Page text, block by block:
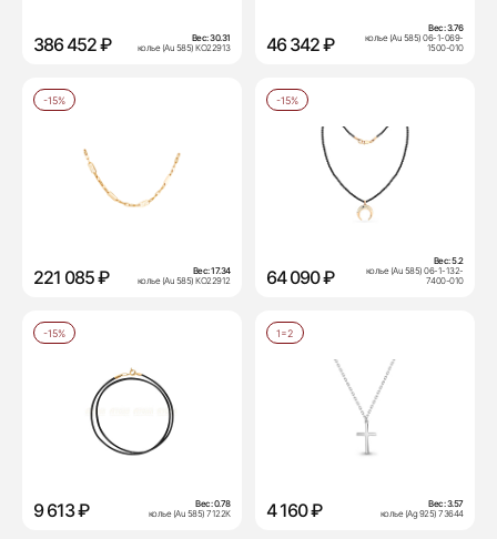
386 452 ₽ Вес:30.31
колье (Au 585) КО22913
46 342 ₽
Вес:3.76
колье (Au 585) 06-1-069-
1500-010
-15%
221 085 ₽ Вес:17.34
колье (Au 585) КО22912
-15%
64 090 ₽
Вес:5.2
колье (Au 585) 06-1-132-
7400-010
-15%
9 613 ₽ Вес:0.78
колье (Au 585) 7122К
1=2
4 160 ₽ Вес:3.57
колье (Ag 925) 73644